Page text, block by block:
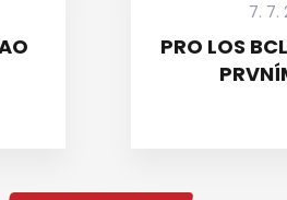
7. 7.
PRO LOS